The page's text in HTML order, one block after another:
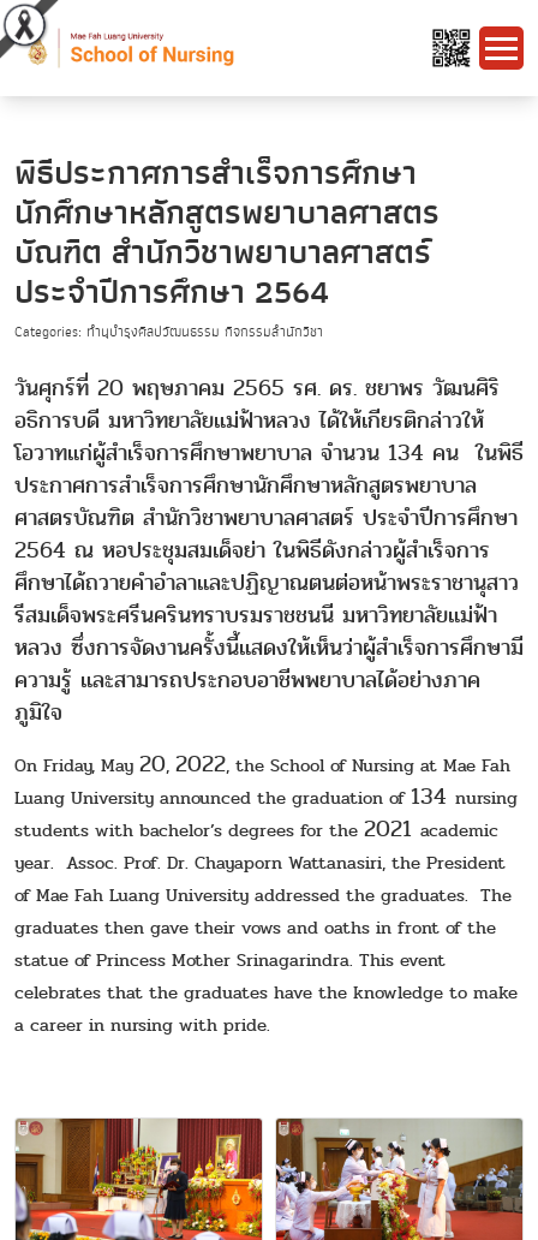
พิธีประกาศการสำเร็จการศึกษา
นักศึกษาหลักสูตรพยาบาลศาสตร
บัณฑิต สำนักวิชาพยาบาลศาสตร์
ประจำปีการศึกษา 2564
Categories: ทำนุบำรุงศิลปวัฒนธรรม กิจกรรมสำนักวิชา
วันศุกร์ที่ 20 พฤษภาคม 2565 รศ. ดร. ชยาพร วัฒนศิริ
อธิการบดี มหาวิทยาลัยแม่ฟ้าหลวง ได้ให้เกียรติกล่าวให้
โอวาทแก่ผู้สำเร็จการศึกษาพยาบาล จำนวน 134 คน ในพิธี
ประกาศการสำเร็จการศึกษานักศึกษาหลักสูตรพยาบาล
ศาสตรบัณฑิต สำนักวิชาพยาบาลศาสตร์ ประจำปีการศึกษา
2564 ณ หอประชุมสมเด็จย่า ในพิธีดังกล่าวผู้สำเร็จการ
ศึกษาได้ถวายคำอำลาและปฏิญาณตนต่อหน้าพระราชานุสาว
รีสมเด็จพระศรีนครินทราบรมราชชนนี มหาวิทยาลัยแม่ฟ้า
หลวง ซึ่งการจัดงานครั้งนี้แสดงให้เห็นว่าผู้สำเร็จการศึกษามี
ความรู้ และสามารถประกอบอาชีพพยาบาลได้อย่างภาค
ภูมิใจ
On Friday, May 20, 2022, the School of Nursing at Mae Fah
Luang University announced the graduation of134 nursing
students with bachelor’s degrees for the 2021 academic
year. Assoc. Prof. Dr. Chayaporn Wattanasiri, the President
of Mae Fah Luang University addressed the graduates. The
graduates then gave their vows and oaths in front of the
statue of Princess Mother Srinagarindra. This event
celebrates that the graduates have the knowledge to make
a career in nursing with pride.